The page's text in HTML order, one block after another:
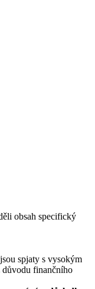
obsah specifický
spjaty s vysokým
důvodu finančního